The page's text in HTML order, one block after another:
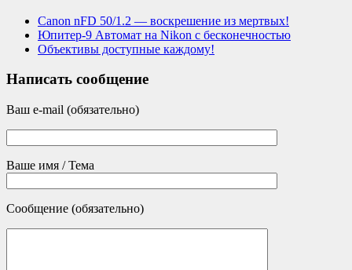
Canon nFD 50/1.2 — воскрешение из мертвых!
Юпитер-9 Автомат на Nikon с бесконечностью
Объективы доступные каждому!
Написать сообщение
Ваш e-mail (обязательно)
Ваше имя / Тема
Сообщение (обязательно)